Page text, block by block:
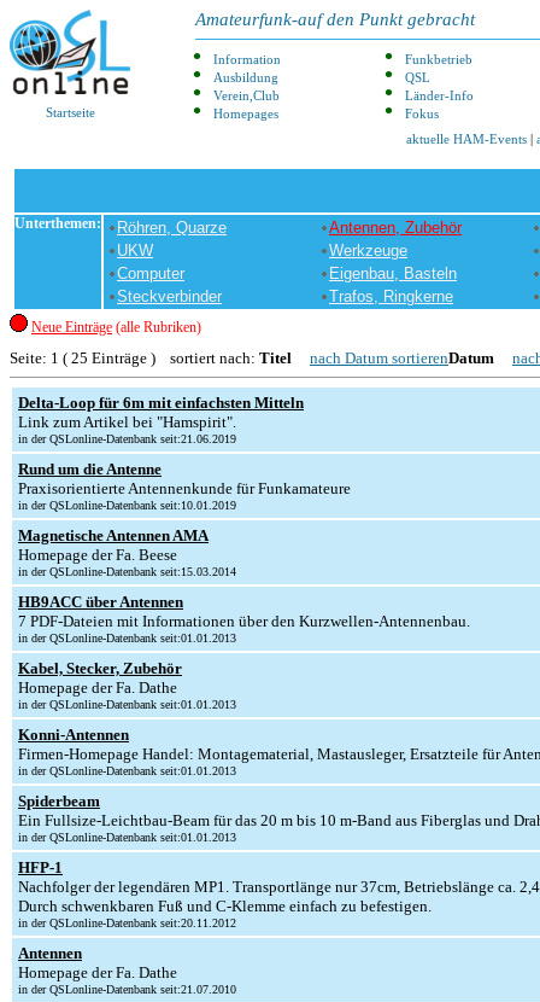
Startseite
Amateurfunk-auf den Punkt gebracht
Information
Funkbetrieb
Ausbildung
QSL
Verein,Club
Länder-Info
Homepages
Fokus
aktuelle HAM-Events
Unterthemen: Röhren, Quarze
Antennen, Zubehör
UKW
Werkzeuge
Computer
Eigenbau, Basteln
Steckverbinder
Trafos, Ringkerne
Neue Einträge (alle Rubriken)
Seite: 1 ( 25 Einträge ) sortiert nach: Titel nach Datum sortierenDatum
Delta-Loop für 6m mit einfachsten Mitteln
Link zum Artikel bei "Hamspirit".
in der QSLonline-Datenbank seit:21.06.2019
Rund um die Antenne
Praxisorientierte Antennenkunde für Funkamateure
in der QSLonline-Datenbank seit:10.01.2019
Magnetische Antennen AMA
Homepage der Fa. Beese
in der QSLonline-Datenbank seit:15.03.2014
HB9ACC über Antennen
7 PDF-Dateien mit Informationen über den Kurzwellen-Antennenbau.
in der QSLonline-Datenbank seit:01.01.2013
Kabel, Stecker, Zubehör
Homepage der Fa. Dathe
in der QSLonline-Datenbank seit:01.01.2013
Konni-Antennen
Firmen-Homepage Handel: Montagematerial, Mastausleger, Ersatzteile für
in der QSLonline-Datenbank seit:01.01.2013
Spiderbeam
Ein Fullsize-Leichtbau-Beam für das 20 m bis 10 m-Band aus Fiberglas und
in der QSLonline-Datenbank seit:01.01.2013
HFP-1
Nachfolger der legendären MP1. Transportlänge nur 37cm, Betriebslänge ca.
Durch schwenkbaren Fuß und C-Klemme einfach zu befestigen.
in der QSLonline-Datenbank seit:20.11.2012
Antennen
Homepage der Fa. Dathe
in der QSLonline-Datenbank seit:21.07.2010